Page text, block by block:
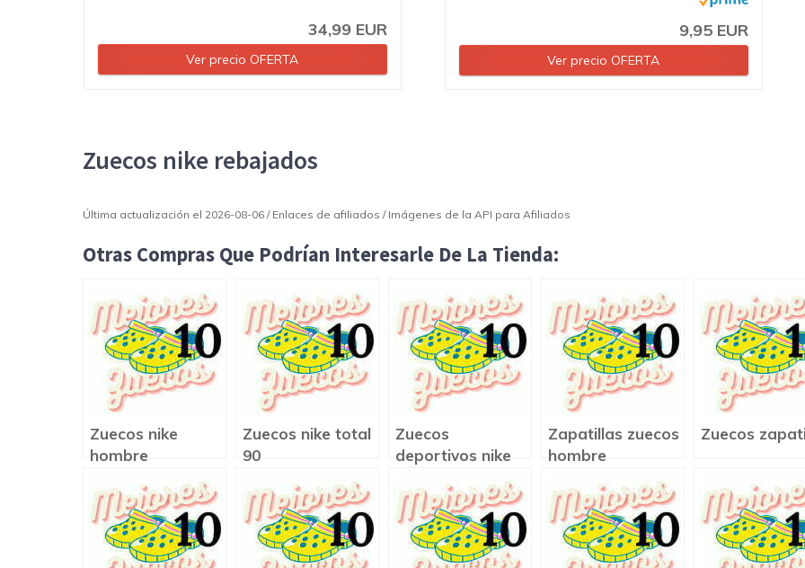
34,99 EUR
Ver precio OFERTA
9,95 EUR
Ver precio OFERTA
Zuecos nike rebajados
Última actualización el 2026-08-06 / Enlaces de afiliados / Imágenes de la API para Afiliados
Otras Compras Que Podrían Interesarle De La Tienda:
Zuecos nike
hombre
Zuecos nike total
90
Zuecos
deportivos nike
Zapatillas zuecos
hombre
Zuecos